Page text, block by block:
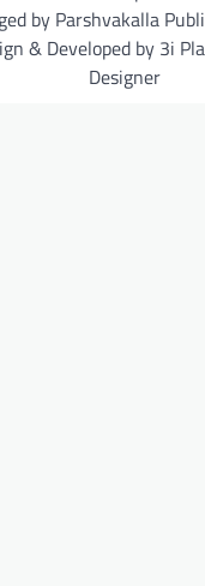
by Parshvakalla
& Developed by 3i
Designer